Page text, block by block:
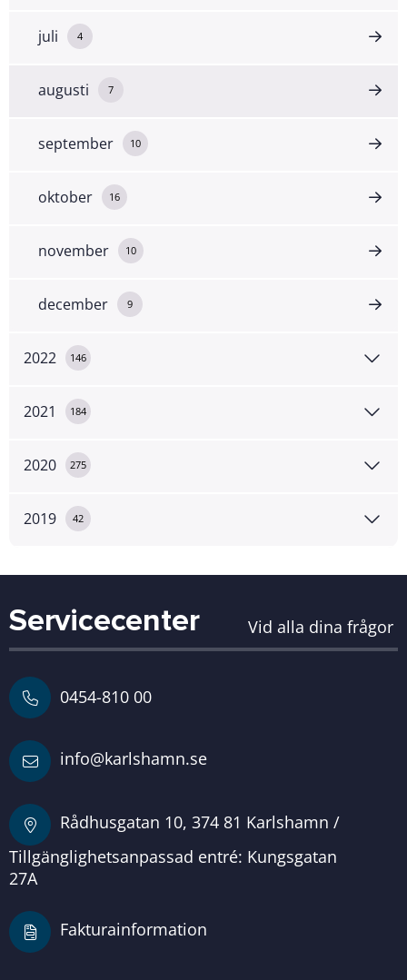
juli 4
augusti 7
september 10
oktober 16
november 10
december 9
2022 146
2021 184
2020 275
2019 42
Servicecenter Vid alla dina frågor
0454-810 00
info@karlshamn.se
Rådhusgatan 10, 374 81 Karlshamn /
Tillgänglighetsanpassad entré: Kungsgatan
27A
Fakturainformation